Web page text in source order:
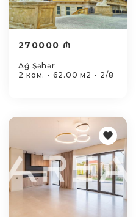
270000 ₼
Ağ Şəhər
2 ком. - 62.00 м2 - 2/8